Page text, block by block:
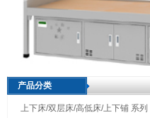
产品分类
上下床/双层床/高低床/上下铺 系列